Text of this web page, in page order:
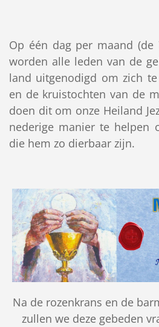
Op één dag per maand (de
worden alle leden van de
land uitgenodigd om zich
en de kruistochten van de
doen dit om onze Heiland
nederige manier te helpen
die hem zo dierbaar zijn.
Na de rozenkrans en de
zullen we deze gebeden